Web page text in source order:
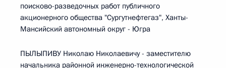
поисково-разведочных работ публичного
акционерного общества "Сургутнефтегаз", Ханты-
Мансийский автономный округ - Югра
ПЫЛЫПИВУ Николаю Николаевичу - заместителю
начальника районной инженерно-технологической